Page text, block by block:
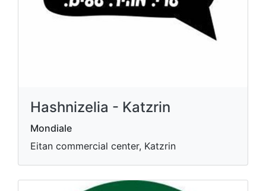
Hashnizelia - Katzrin
Mondiale
Eitan commercial center, Katzrin